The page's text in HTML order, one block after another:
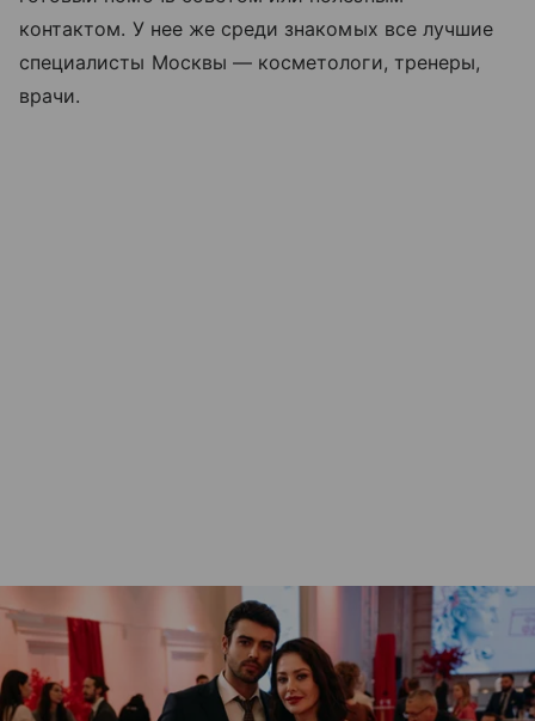
контактом. У нее же среди знакомых все лучшие
специалисты Москвы —косметологи, тренеры,
врачи.